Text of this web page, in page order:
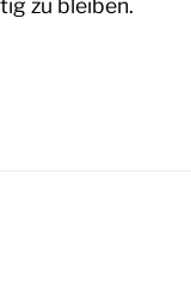
zu bleiben.